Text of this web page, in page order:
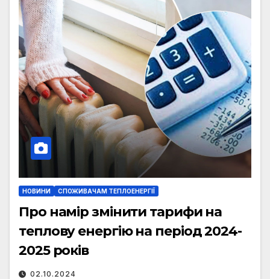
НОВИНИ СПОЖИВАЧАМ ТЕПЛОЕНЕРГІЇ
Про намір змінити тарифи на
теплову енергію на період 2024-
2025 років
02.10.2024